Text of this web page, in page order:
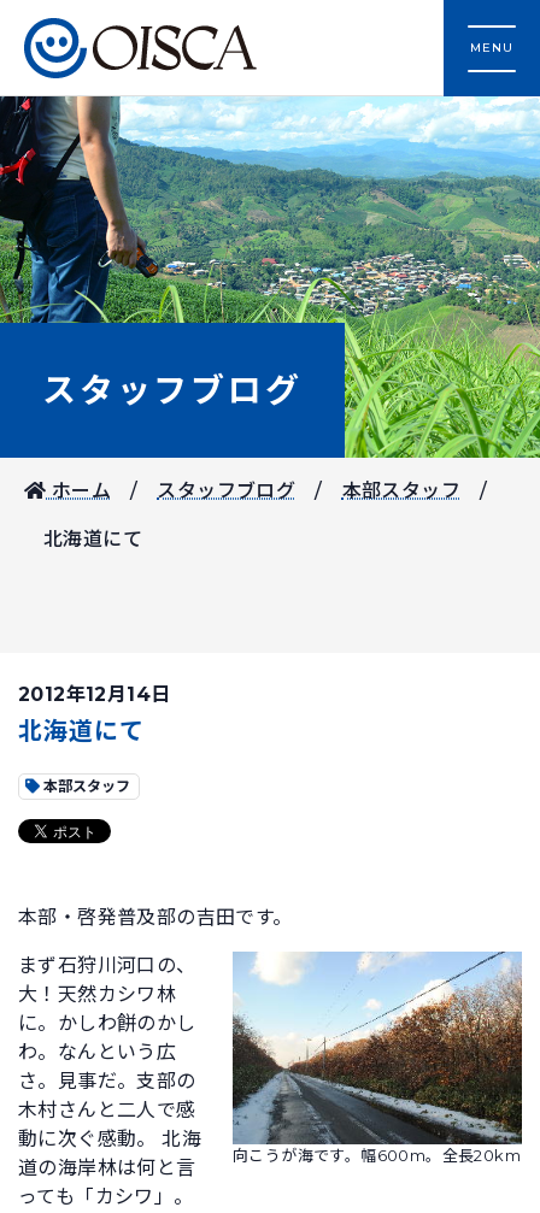
MENU
スタッフブログ
ホーム スタッフブログ 本部スタッフ
北海道にて
2012年12月14日
北海道にて
本部スタッフ
本部・啓発普及部の吉田です。
向こうが海です。幅600m。全長20km
まず石狩川河口の、
大！天然カシワ林
に。かしわ餅のかし
わ。なんという広
さ。見事だ。支部の
木村さんと二人で感
動に次ぐ感動。 北海
道の海岸林は何と言
っても「カシワ」。